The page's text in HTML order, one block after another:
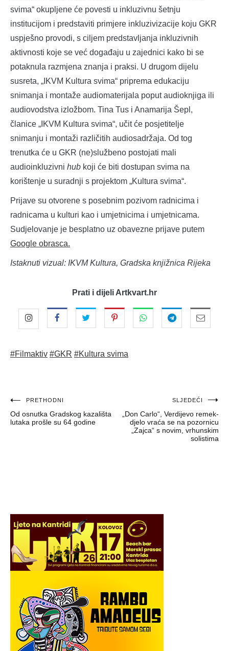
svima“ okupljene će povesti u inkluzivnu šetnju
institucijom i predstaviti primjere inkluzivizacije koju GKR
uspješno provodi, s ciljem predstavljanja inkluzivnih
aktivnosti koje se već događaju u zajednici kako bi se
potaknula razmjena znanja i praksi. U drugom dijelu
susreta, „IKVM Kultura svima“ priprema edukaciju
snimanja i montaže audiomaterijala poput audioknjiga ili
audiovodstva izložbom. Tina Tus i Anamarija Šepl,
članice „IKVM Kultura svima“, učit će posjetitelje
snimanju i montaži različitih audiosadržaja. Od tog
trenutka će u GKR (ne)službeno postojati mali
audioinkluzivni hub koji će biti dostupan svima na
korištenje u suradnji s projektom „Kultura svima“.
Prijave su otvorene s posebnim pozivom radnicima i
radnicama u kulturi kao i umjetnicima i umjetnicama.
Sudjelovanje je besplatno uz obavezne prijave putem
Google obrasca.
Istaknuti vizual: IKVM Kultura, Gradska knjižnica Rijeka
Prati i dijeli Artkvart.hr
#Filmaktiv #GKR #Kultura svima
Navigacija
objava
PRETHODNI
Od osnutka Gradskog kazališta
lutaka prošle su 64 godine
SLJEDEĆI
„Don Carlo“, Verdijevo remek-
djelo vraća se na pozornicu
„Zajca“ s novim, vrhunskim
solistima